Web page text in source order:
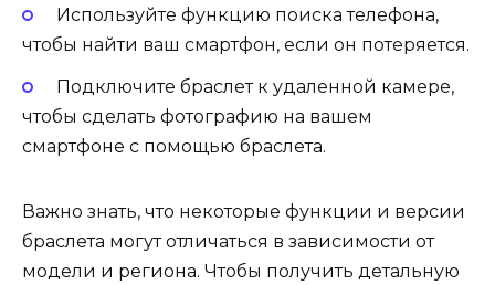
Используйте функцию поиска телефона,
чтобы найти ваш смартфон, если он потеряется.
Подключите браслет к удаленной камере,
чтобы сделать фотографию на вашем
смартфоне с помощью браслета.
Важно знать, что некоторые функции и версии
браслета могут отличаться в зависимости от
модели и региона. Чтобы получить детальную